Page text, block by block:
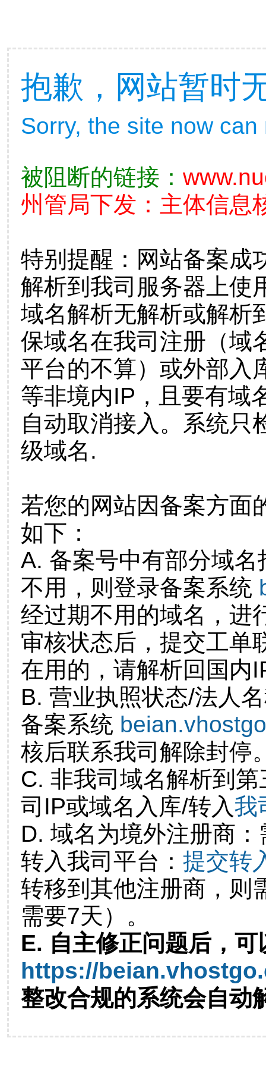
抱歉，网站暂时
Sorry, the site now
被阻断的链接：
州管局下发：主体信息
特别提醒：网站备案成
解析到我司服务器上使
域名解析无解析或解析
保域名在我司注册（域
平台的不算）或外部入
等非境内IP，且要有域
自动取消接入。系统只
级域名.
若您的网站因备案方面
如下：
A. 备案号中有部分域
不用，则登录备案系统
经过期不用的域名，进
审核状态后，提交工单
在用的，请解析回国内
B. 营业执照状态/法人
备案系统
核后联系我司解除封停
C. 非我司域名解析到
司IP或域名入库/转入我
D. 域名为境外注册商
转入我司平台： 提交转
转移到其他注册商，则
需要7天）。
E. 自主修正问题后，可
https://
整改合规的系统会自动